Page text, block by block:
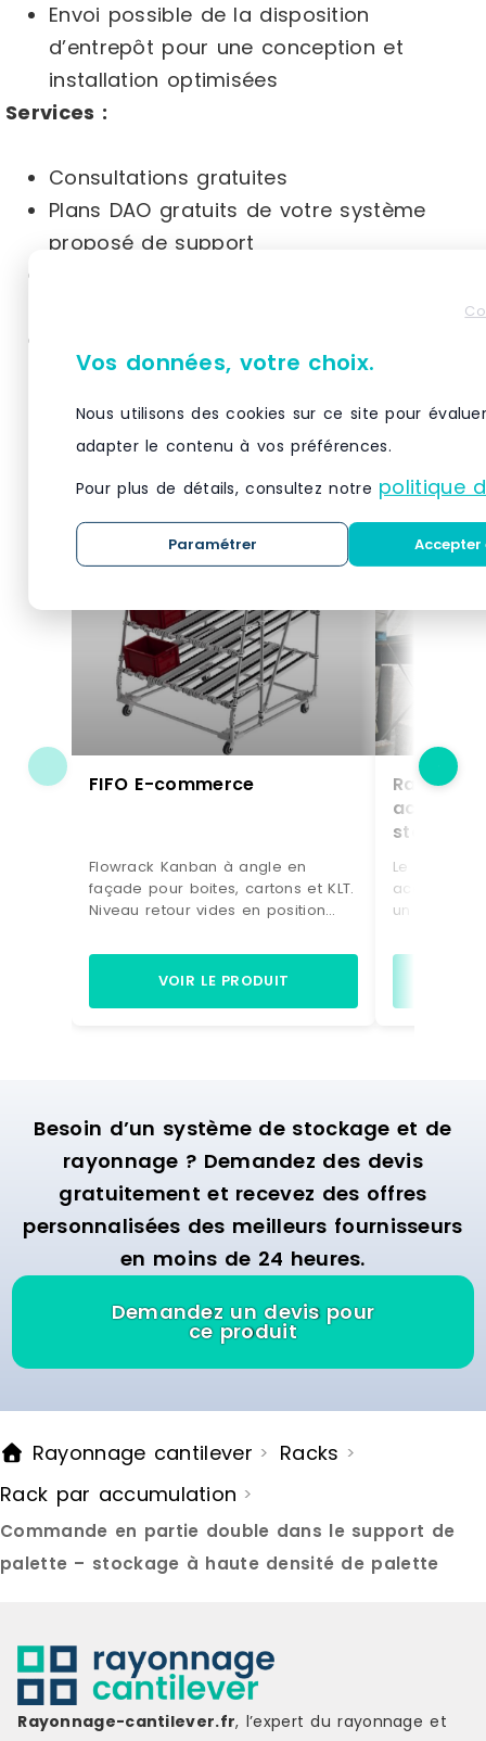
Envoi possible de la disposition
d’entrepôt pour une conception et
installation optimisées
Services :
Consultations gratuites
Plans DAO gratuits de votre système
proposé de support
défilement ligne par ligne
Produits similaires
FIFO E-commerce
Flowrack Kanban à angle en
façade pour boites, cartons et KLT.
Niveau retour vides en position
150 kg par niveaux . Niveaux
réglable en hauteur et inclinaison.
VOIR LE PRODUIT
accumulation
stocker
lots
Le
un grand
système
d’assurer
chaque palette. Les
alignés les
et des
chariots de
prélever
Longueur :
Capacités
perforées
Besoin d’un système de stockage et de
rayonnage ? Demandez des devis
gratuitement et recevez des offres
personnalisées des meilleurs fournisseurs
en moins de 24 heures.
Demandez un devis pour
ce produit
Rayonnage cantilever > Racks >
Rack par accumulation >
Commande en partie double dans le support de
palette – stockage à haute densité de palette
Vos données, votre choix.
Nous utilisons des cookies sur ce site pour
adapter le contenu à vos préférences.
Pour plus de détails, consultez notre politique
Paramétrer
Rayonnage-cantilever.fr, l’expert du rayonnage et